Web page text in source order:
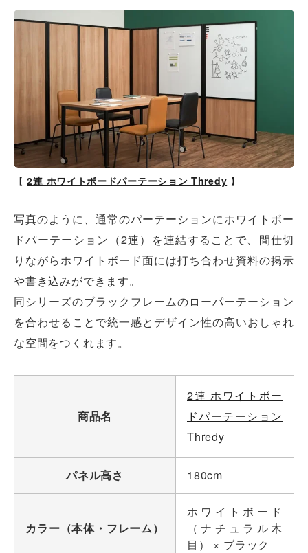
【2連 ホワイトボードパーテーション Thredy 】
写真のように、通常のパーテーションにホワイトボー
ドパーテーション（2連）を連結することで、間仕切
りながらホワイトボード面には打ち合わせ資料の掲示
や書き込みができます。
同シリーズのブラックフレームのローパーテーション
を合わせることで統一感とデザイン性の高いおしゃれ
な空間をつくれます。
商品名
2連 ホワイトボー
ドパーテーション
Thredy
パネル高さ 180cm
カラー（本体・フレーム）
ホワイトボード
（ナチュラル木
目） × ブラック